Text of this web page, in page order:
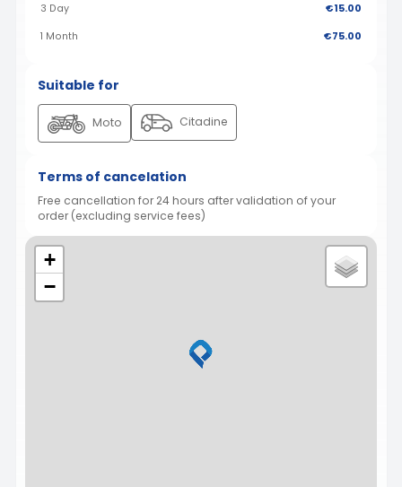
3 Day €15.00
1 Month €75.00
Suitable for
Moto Citadine
Terms of cancelation
Free cancellation for 24 hours after validation of your
order (excluding service fees)
+
−